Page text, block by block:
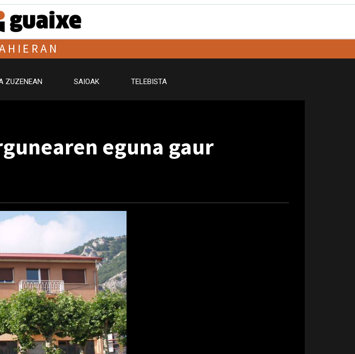
ZUZENEAN SAIOAK TELEBISTA
eguna gaur